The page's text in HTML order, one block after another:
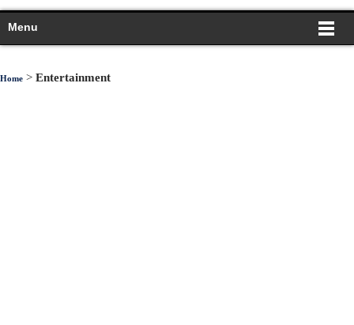
Menu
Home > Entertainment